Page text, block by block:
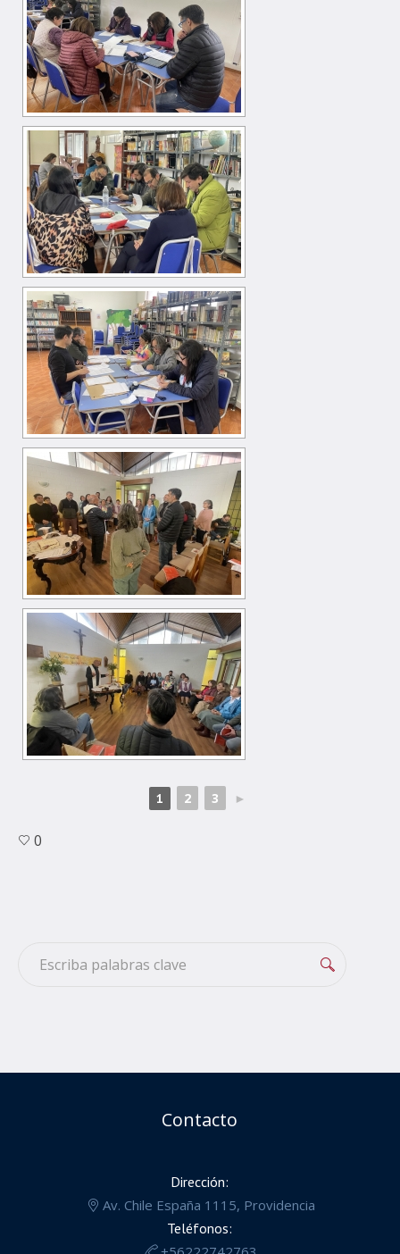
1 2 3 ►
0
Contacto
Dirección:
Av. Chile España 1115, Providencia
Teléfonos: